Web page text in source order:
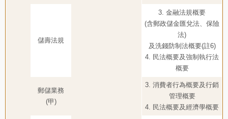
儲壽法規
3. 金融法規概要
(含郵政儲金匯兌法、保險
法)
及洗錢防制法概要(註6)
4. 民法概要及強制執行法
概要
郵儲業務
(甲)
3. 消費者行為概要及行銷
管理概要
4. 民法概要及經濟學概要